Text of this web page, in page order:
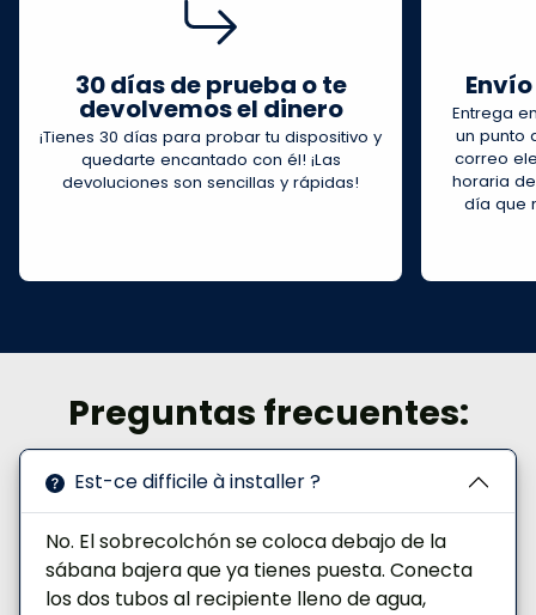
Mando: Pantalla táctil
Peso: Ligero y portátil
Garantía: 2 años (incluida la garantía contra
fugas)
Contenido de la caja: Unidad central +
sobrecolchón + depósito + tubos + fuente de
alimentación + manual de instrucciones
30 días de prueba o te
devolvemos el dinero
¡Tienes 30 días para probar tu dispositivo y
quedarte encantado con él! ¡Las
devoluciones son sencillas y rápidas!
Entrega
un punto
correo
horaria
día que
Preguntas frecuentes:
Est-ce difficile à installer ?
No. El sobrecolchón se coloca debajo de la
sábana bajera que ya tienes puesta. Conecta
los dos tubos al recipiente lleno de agua,